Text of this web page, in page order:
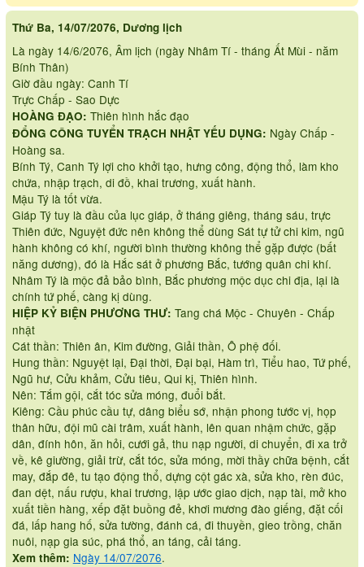
Thứ Ba, 14/07/2076, Dương lịch
Là ngày 14/6/2076, Âm lịch (ngày Nhâm Tí - tháng Ất Mùi - năm
Bính Thân)
Giờ đầu ngày: Canh Tí
Trực Chấp - Sao Dực
HOÀNG ĐẠO: Thiên hình hắc đạo
ĐỔNG CÔNG TUYỂN TRẠCH NHẬT YẾU DỤNG: Ngày Chấp -
Hoàng sa.
Bính Tý, Canh Tý lợi cho khởi tạo, hưng công, động thổ, làm kho
chứa, nhập trạch, di đồ, khai trương, xuất hành.
Mậu Tý là tốt vừa.
Giáp Tý tuy là đầu của lục giáp, ở tháng giêng, tháng sáu, trực
Thiên đức, Nguyệt đức nên không thể dùng Sát tự tử chi kim, ngũ
hành không có khí, người bình thường không thể gặp được (bất
năng dương), đó là Hắc sát ở phương Bắc, tướng quân chi khí.
Nhâm Tý là mộc đả bảo bình, Bắc phương mộc dục chi địa, lại là
chính tứ phế, càng kị dùng.
HIỆP KỶ BIỆN PHƯƠNG THƯ: Tang chá Mộc - Chuyên - Chấp
nhật
Cát thần: Thiên ân, Kim đường, Giải thần, Ô phệ đối.
Hung thần: Nguyệt lại, Đại thời, Đại bại, Hàm trì, Tiểu hao, Tứ phế,
Ngũ hư, Cửu khảm, Cửu tiêu, Qui kị, Thiên hình.
Nên: Tắm gội, cắt tóc sửa móng, đuổi bắt.
Kiêng: Cầu phúc cầu tự, dâng biểu sớ, nhận phong tước vị, họp
thân hữu, đội mũ cài trâm, xuất hành, lên quan nhậm chức, gặp
dân, đính hôn, ăn hỏi, cưới gả, thu nạp người, di chuyển, đi xa trở
về, kê giường, giải trừ, cắt tóc, sửa móng, mời thầy chữa bệnh, cắt
may, đắp đê, tu tạo động thổ, dựng cột gác xà, sửa kho, rèn đúc,
đan dệt, nấu rượu, khai trương, lập ước giao dịch, nạp tài, mở kho
xuất tiền hàng, xếp đặt buồng đẻ, khơi mương đào giếng, đặt cối
đá, lấp hang hố, sửa tường, đánh cá, đi thuyền, gieo trồng, chăn
nuôi, nạp gia súc, phá thổ, an táng, cải táng.
Xem thêm: Ngày 14/07/2076.